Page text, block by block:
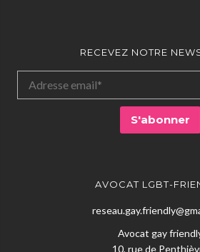
RECEVEZ NOTRE
AVOCAT LGBT-
Avocat gay
10, rue de